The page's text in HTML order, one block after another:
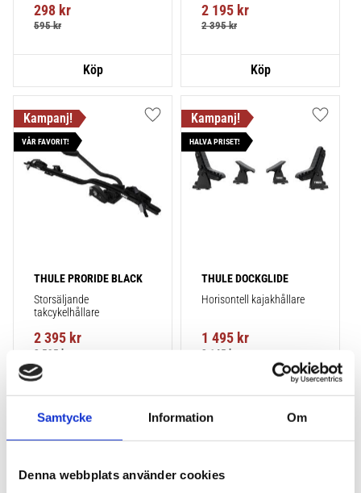
Samtycke Information Om
Denna webbplats använder cookies
montering på din bil.
298 kr
595kr
2 195 kr
2 395kr
THULE PRORIDE BLACK
Storsäljande
takcykelhållare
2 395 kr
2 595 kr
VÅR FAVORIT!
Lägg till i favoriter
THULE DOCKGLIDE
Horisontell kajakhållare
1 495 kr
3 145 kr
HALVA PRISET!
Lägg
POPULÄRAST!